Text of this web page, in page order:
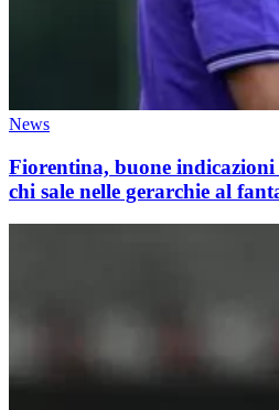
News
Fiorentina, buone
chi sale nelle gerarchie al